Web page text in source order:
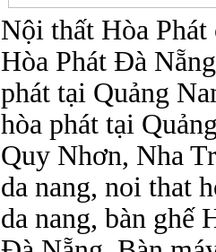
Nội thất Hòa
Hòa Phát Đà
phát tại Quảng
hòa phát tại
Quy Nhơn, Nha
da nang, noi that
da nang, bàn ghế